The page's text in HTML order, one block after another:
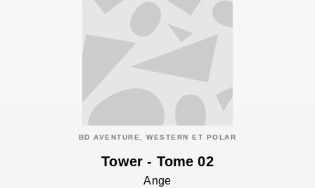
BD AVENTURE, WESTERN ET POLAR
Tower - Tome 02
Ange